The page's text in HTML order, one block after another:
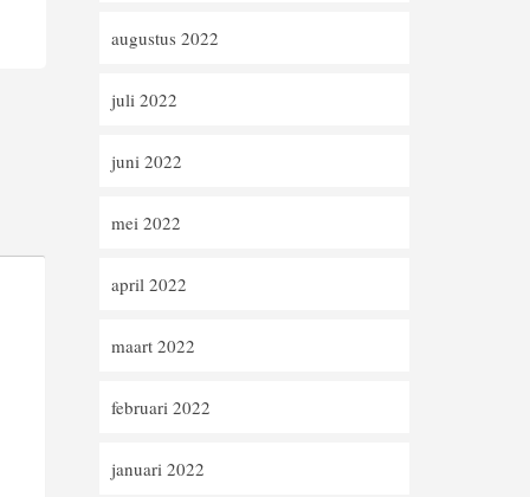
augustus 2022
juli 2022
juni 2022
mei 2022
april 2022
maart 2022
februari 2022
januari 2022